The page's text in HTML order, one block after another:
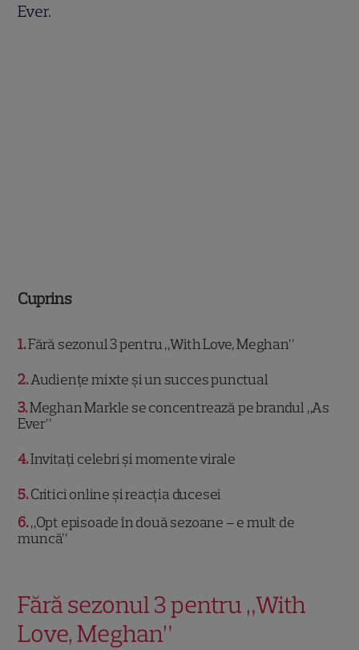
Ever.
Cuprins
1 Fără sezonul 3 pentru „With Love, Meghan”
2 Audiențe mixte și un succes punctual
3 Meghan Markle se concentrează pe brandul „As
Ever”
4 Invitați celebri și momente virale
5 Critici online și reacția ducesei
6 „Opt episoade în două sezoane – e mult de
muncă”
Fără sezonul 3 pentru „With
Love, Meghan”